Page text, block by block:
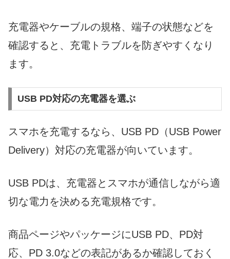
充電器やケーブルの規格、端子の状態などを
確認すると、充電トラブルを防ぎやすくなり
ます。
USB PD対応の充電器を選ぶ
スマホを充電するなら、USB PD（USB Power
Delivery）対応の充電器が向いています。
USB PDは、充電器とスマホが通信しながら適
切な電力を決める充電規格です。
商品ページやパッケージにUSB PD、PD対
応、PD 3.0などの表記があるか確認しておく